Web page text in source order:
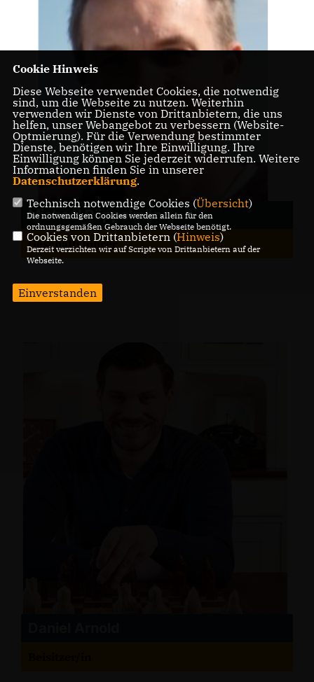
Michael Pöppelmann
Geschäftsführer
Cookie Hinweis
Diese Webseite verwendet Cookies, die notwendig
sind, um die Webseite zu nutzen. Weiterhin
verwenden wir Dienste von Drittanbietern, die uns
helfen, unser Webangebot zu verbessern (Website-
Optmierung). Für die Verwendung bestimmter
Dienste, benötigen wir Ihre Einwilligung. Ihre
Einwilligung können Sie jederzeit widerrufen. Weitere
Informationen finden Sie in unserer
Datenschutzerklärung.
Technisch notwendige Cookies (Übersicht)
Die notwendigen Cookies werden allein für den
ordnungsgemäßen Gebrauch der Webseite benötigt.
Cookies von Drittanbietern (Hinweis)
Derzeit verzichten wir auf Scripte von Drittanbietern auf der
Webseite.
Einverstanden